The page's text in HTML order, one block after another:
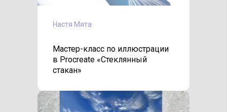
Настя Мята
Мастер-класс по иллюстрации
в Procreate «Стеклянный
стакан»